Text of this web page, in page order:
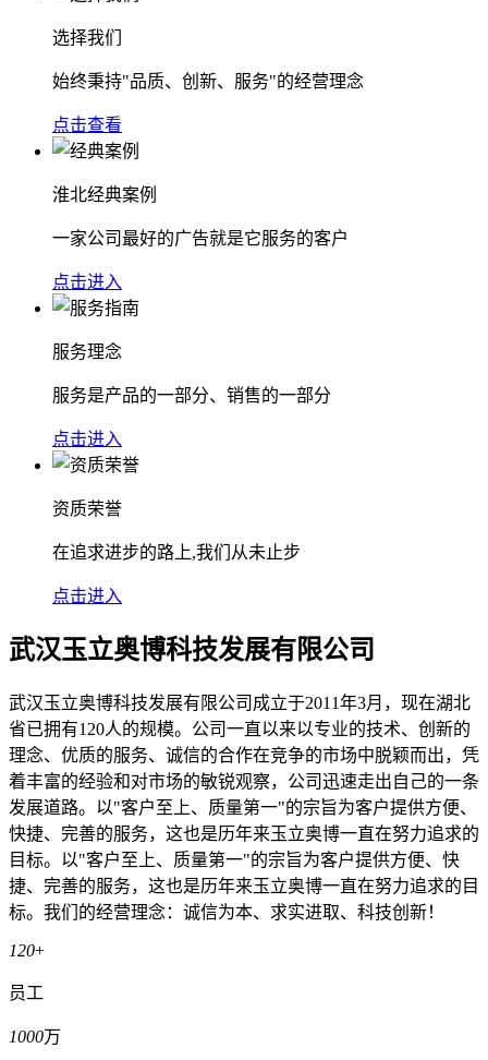
选择我们
始终秉持"品质、创新、服务"的经营理念
点击查看
淮北经典案例
一家公司最好的广告就是它服务的客户
点击进入
服务理念
服务是产品的一部分、销售的一部分
点击进入
资质荣誉
在追求进步的路上,我们从未止步
点击进入
武汉玉立奥博科技发展有限公司
武汉玉立奥博科技发展有限公司成立于2011年3月，现在湖北
省已拥有120人的规模。公司一直以来以专业的技术、创新的
理念、优质的服务、诚信的合作在竞争的市场中脱颖而出，凭
着丰富的经验和对市场的敏锐观察，公司迅速走出自己的一条
发展道路。以"客户至上、质量第一"的宗旨为客户提供方便、
快捷、完善的服务，这也是历年来玉立奥博一直在努力追求的
目标。以"客户至上、质量第一"的宗旨为客户提供方便、快
捷、完善的服务，这也是历年来玉立奥博一直在努力追求的目
标。我们的经营理念：诚信为本、求实进取、科技创新！
120+
员工
1000万